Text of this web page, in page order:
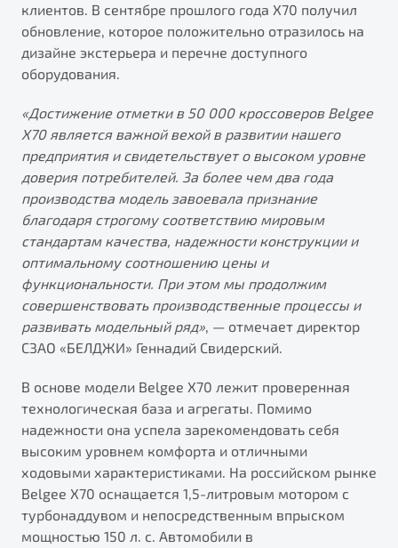
Элегантный и практичный седан
от 1 699 990 ₽*
X70
Универсальный кроссовер
Обзор В наличии
Узнайте о специальных выгодах при покупке
автомобиля Belgee
Подробно
Автомобили в наличии
Тест-драйв
Автокредит
Спецпредложения
Будьте еще более уверены на дорогах с программой
"Помощь на дорогах"
Преимущества программы
Запись на сервис
Калькулятор ТО
Клиентская поддержка
клиентов. В сентябре прошлого года X70 получил
обновление, которое положительно отразилось на
дизайне экстерьера и перечне доступного
оборудования.
«Достижение отметки в 50 000 кроссоверов Belgee
X70 является важной вехой в развитии нашего
предприятия и свидетельствует о высоком уровне
доверия потребителей. За более чем два года
производства модель завоевала признание
благодаря строгому соответствию мировым
стандартам качества, надежности конструкции и
оптимальному соотношению цены и
функциональности. При этом мы продолжим
совершенствовать производственные процессы и
развивать модельный ряд», — отмечает директор
СЗАО «БЕЛДЖИ» Геннадий Свидерский.
В основе модели Belgee X70 лежит проверенная
технологическая база и агрегаты. Помимо
надежности она успела зарекомендовать себя
высоким уровнем комфорта и отличными
ходовыми характеристиками. На российском рынке
Belgee X70 оснащается 1,5-литровым мотором с
турбонаддувом и непосредственным впрыском
мощностью 150 л. с. Автомобили в